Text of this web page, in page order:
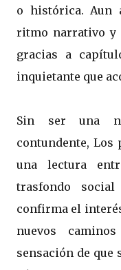
o histórica. Aun
ritmo narrativo y
gracias a
inquietante que
Sin ser una
contundente, Los
una lectura
trasfondo
confirma el
nuevos
sensación de que